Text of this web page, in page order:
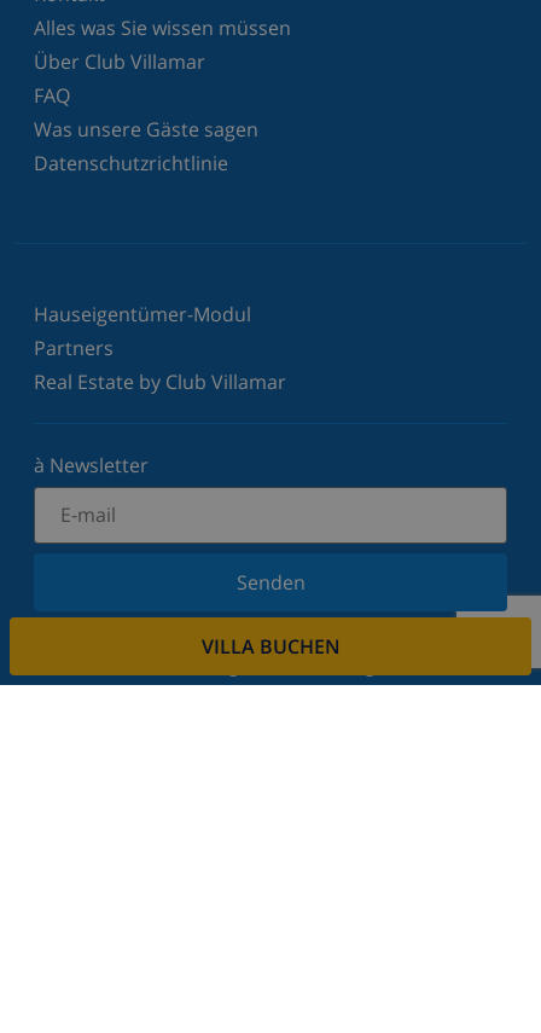
VILLA BUCHEN
Alles was Sie wissen müssen
Über Club Villamar
FAQ
Was unsere Gäste sagen
Datenschutzrichtlinie
Hauseigentümer-Modul
Partners
Real Estate by Club Villamar
à Newsletter
Senden
Melden Sie sich für unseren Newsletter an und
dem Laufenden. Wir respektieren Ihre Privatsphäre.